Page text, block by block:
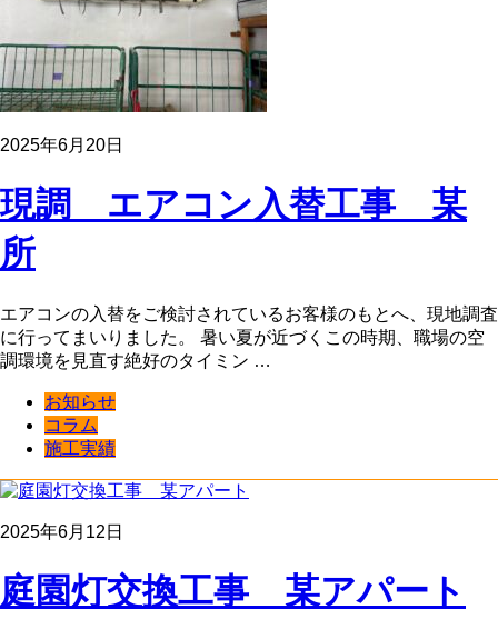
2025年6月20日
現調 エアコン入替工事 某
所
エアコンの入替をご検討されているお客様のもとへ、現地調査
に行ってまいりました。 暑い夏が近づくこの時期、職場の空
調環境を見直す絶好のタイミン …
お知らせ
コラム
施工実績
2025年6月12日
庭園灯交換工事 某アパート